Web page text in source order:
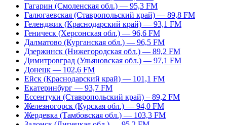
Гагарин (Смоленская обл.) — 95,3 FM
Галюгаевская (Ставропольский край) — 89,8 FM
Геленджик (Краснодарский край) — 93,1 FM
Геническ (Херсонская обл.) — 96,6 FM
Далматово (Курганская обл.) — 96,5 FM
Дзержинск (Нижегородская обл.) — 89,2 FM
Димитровград (Ульяновская обл.) — 97,1 FM
Донецк — 102,6 FM
Ейск (Краснодарский край) — 101,1 FM
Екатеринбург — 93,7 FM
Ессентуки (Ставропольский край) – 89,2 FM
Железногорск (Курская обл.) — 94,0 FM
Жердевка (Тамбовская обл.) — 103,3 FM